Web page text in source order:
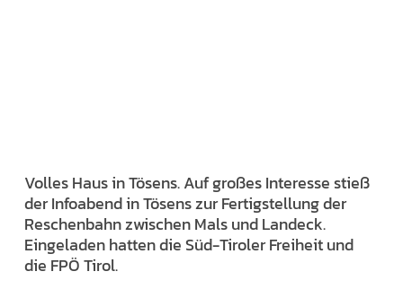
Volles Haus in Tösens. Auf großes Interesse stieß
der Infoabend in Tösens zur Fertigstellung der
Reschenbahn zwischen Mals und Landeck.
Eingeladen hatten die Süd-Tiroler Freiheit und
die FPÖ Tirol.